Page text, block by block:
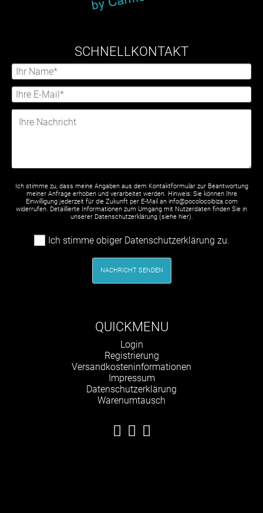
SCHNELLKONTAKT
Ich stimme zu, dass meine Angaben aus dem Kontaktformular zur Beantwortung
meiner Anfrage erhoben und verarbeitet werden. Hinweis: Sie können Ihre
Einwilligung jederzeit für die Zukunft per E-Mail an info@pocolocoibiza.com
widerrufen. Detaillierte Informationen zum Umgang mit Nutzerdaten finden Sie in
unserer Datenschutzerklärung (siehe hier).
Ich stimme obiger Datenschutzerklärung zu.
NACHRICHT SENDEN
QUICKMENU
Navigation
überspringen
Login
Registrierung
Versandkosteninformationen
Impressum
Datenschutzerklärung
Warenumtausch